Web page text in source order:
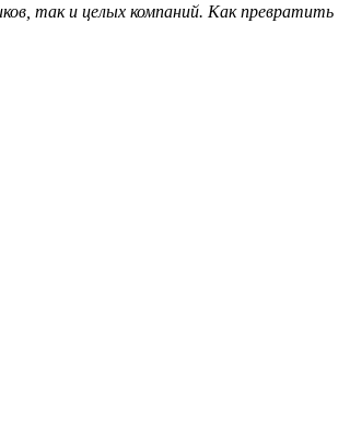
так и целых компаний. Как превратить